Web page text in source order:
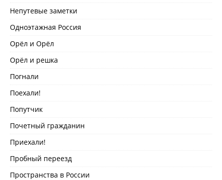
Непутевые заметки
Одноэтажная Россия
Орёл и Орёл
Орёл и решка
Погнали
Поехали!
Попутчик
Почетный гражданин
Приехали!
Пробный переезд
Пространства в России